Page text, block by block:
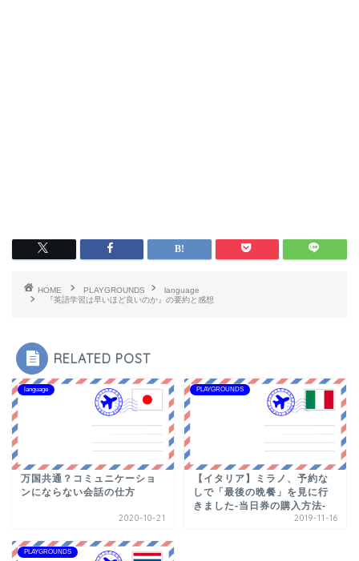
HOME PLAYGROUNDS
language
『英語学習は早いほど良いのか』の要約と感想
RELATED POST
language
万国共通？コミュニケーショ
ンにならない会話の仕方
2020-10-21
PLAYGROUNDS
【イタリア】ミラノ、予約な
しで「最後の晩餐」を見に行
きました-当日券の購入方法-
2019-11-16
PLAYGROUNDS